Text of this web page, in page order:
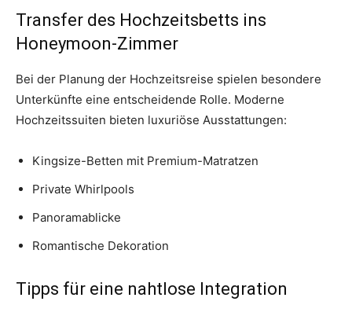
Transfer des Hochzeitsbetts ins
Honeymoon-Zimmer
Bei der Planung der Hochzeitsreise spielen besondere
Unterkünfte eine entscheidende Rolle. Moderne
Hochzeitssuiten bieten luxuriöse Ausstattungen:
Kingsize-Betten mit Premium-Matratzen
Private Whirlpools
Panoramablicke
Romantische Dekoration
Tipps für eine nahtlose Integration